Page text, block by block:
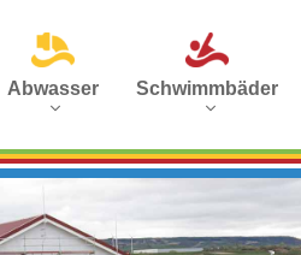
Abwasser Schwimmbäder